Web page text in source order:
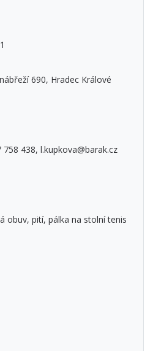
690, Hradec Králové
438, l.kupkova@barak.cz
obuv, pití, pálka na stolní tenis